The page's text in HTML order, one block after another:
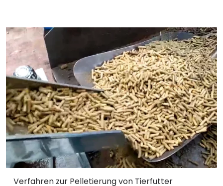
Verfahren zur Pelletierung von Tierfutter